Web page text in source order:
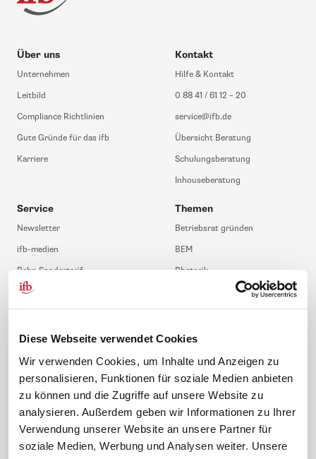
Diese Webseite verwendet Cookies
Wir verwenden Cookies, um Inhalte und Anzeigen zu
personalisieren, Funktionen für soziale Medien anbieten
zu können und die Zugriffe auf unsere Website zu
analysieren. Außerdem geben wir Informationen zu Ihrer
Verwendung unserer Website an unsere Partner für
soziale Medien, Werbung und Analysen weiter. Unsere
Über uns
Unternehmen
Leitbild
Compliance Richtlinien
Gute Gründe für das ifb
Karriere
Kontakt
Hilfe & Kontakt
0 88 41 / 61 12 – 20
service@ifb.de
Übersicht Beratung
Schulungsberatung
Inhouseberatung
Service
Newsletter
ifb-medien
Bahn Sondertarif
meinifb
Downloads & Formulare
FAQ
ifb-App Betriebsrat360
Themen
Betriebsrat gründen
BEM
Rhetorik
SBV-Wahl
JAV-Wahl
News. Wissen. Themen.
Lexikon
Rechtsprechung
Folgen Sie uns
Sicherheit durch geprüfte
Qualität!